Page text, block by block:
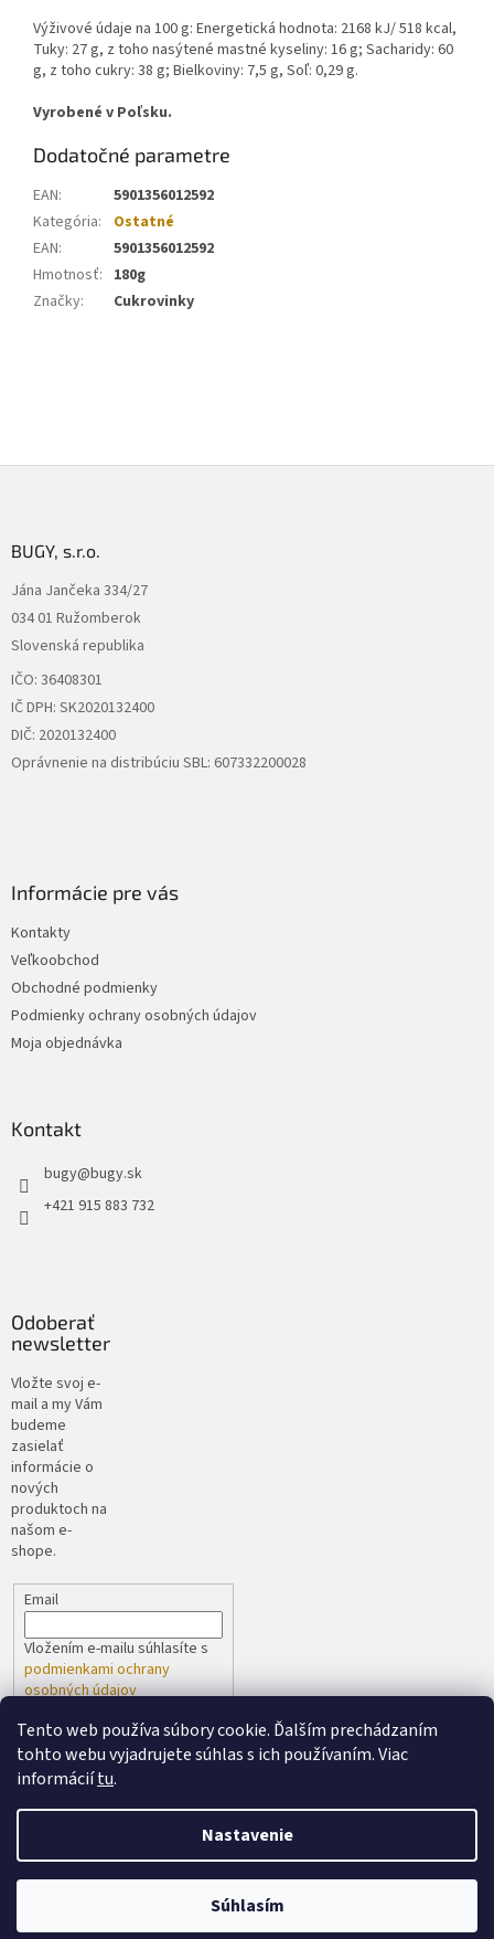
Tento web používa súbory cookie. Ďalším prechádzaním
tohto webu vyjadrujete súhlas s ich používaním. Viac
informáciítu.
Nastavenie
Súhlasím
Výživové údaje na 100 g: Energetická hodnota: 2168 kJ/ 518 kcal,
Tuky: 27 g, z toho nasýtené mastné kyseliny: 16 g; Sacharidy: 60
g, z toho cukry: 38 g; Bielkoviny: 7,5 g, Soľ: 0,29 g.
Vyrobené v Poľsku.
Dodatočné parametre
EAN:
5901356012592
Kategória:
Ostatné
EAN:
5901356012592
Hmotnosť: 180g
Značky: Cukrovinky
BUGY, s.r.o.
Jána Jančeka 334/27
034 01 Ružomberok
Slovenská republika
IČO: 36408301
IČ DPH: SK2020132400
DIČ: 2020132400
Oprávnenie na distribúciu SBL: 607332200028
Informácie pre vás
Kontakty
Veľkoobchod
Obchodné podmienky
Podmienky ochrany osobných údajov
Moja objednávka
Kontakt
bugy@bugy.sk
+421 915 883 732
Odoberať
newsletter
Vložte svoj e-
mail a my Vám
budeme
zasielať
informácie o
nových
produktoch na
našom e-
shope.
Email
Vložením e-mailu súhlasíte s
podmienkami ochrany
osobných údajov
PRIHLÁSIŤ SA
Vytvoril Shoptetspoločne s
Cukrovinkybugy. Všetky práva vyhradené.